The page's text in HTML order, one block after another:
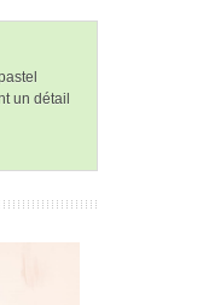
un détail